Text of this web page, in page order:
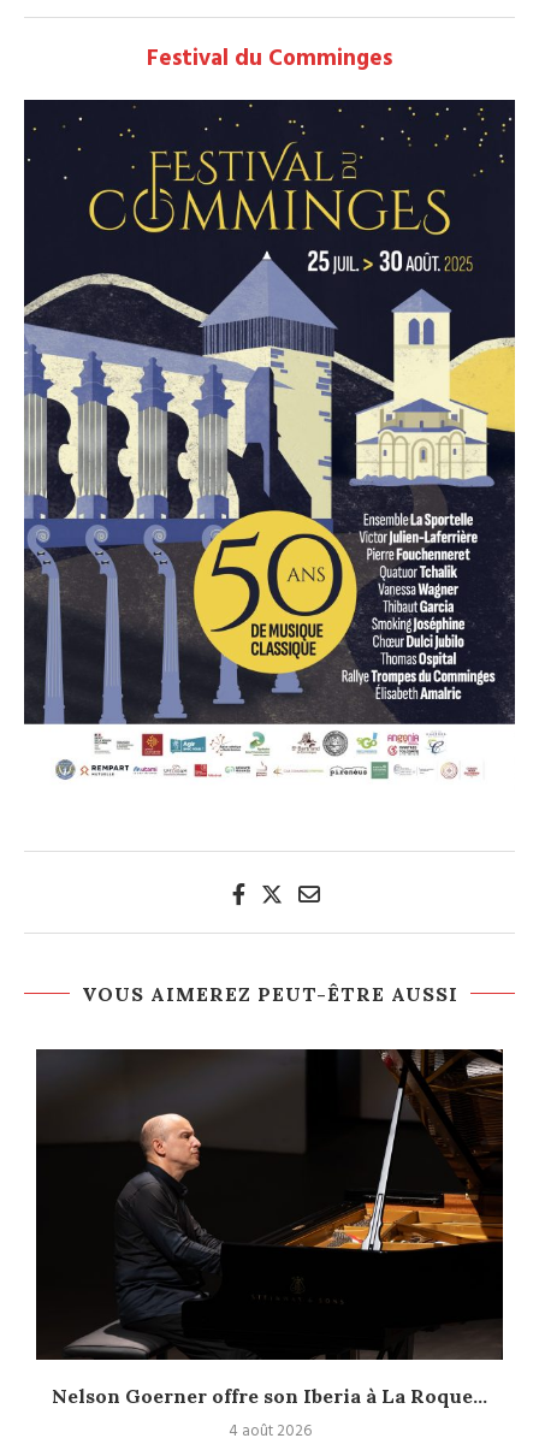
Festival du Comminges
VOUS AIMEREZ PEUT-ÊTRE AUSSI
Nelson Goerner offre son Iberia à La Roque...
4 août 2026